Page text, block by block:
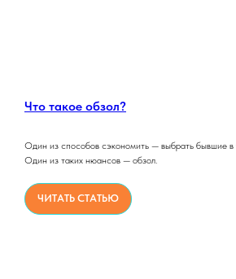
Что такое обзол?
Один из способов сэкономить — выбрать бывшие в
Один из таких нюансов — обзол.
ЧИТАТЬ СТАТЬЮ